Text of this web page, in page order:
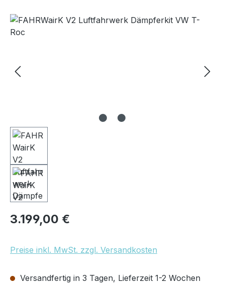
Bildergalerie überspringen
Regulärer Preis:
3.199,00 €
Preise inkl. MwSt. zzgl. Versandkosten
Versandfertig in 3 Tagen, Lieferzeit 1-2 Wochen